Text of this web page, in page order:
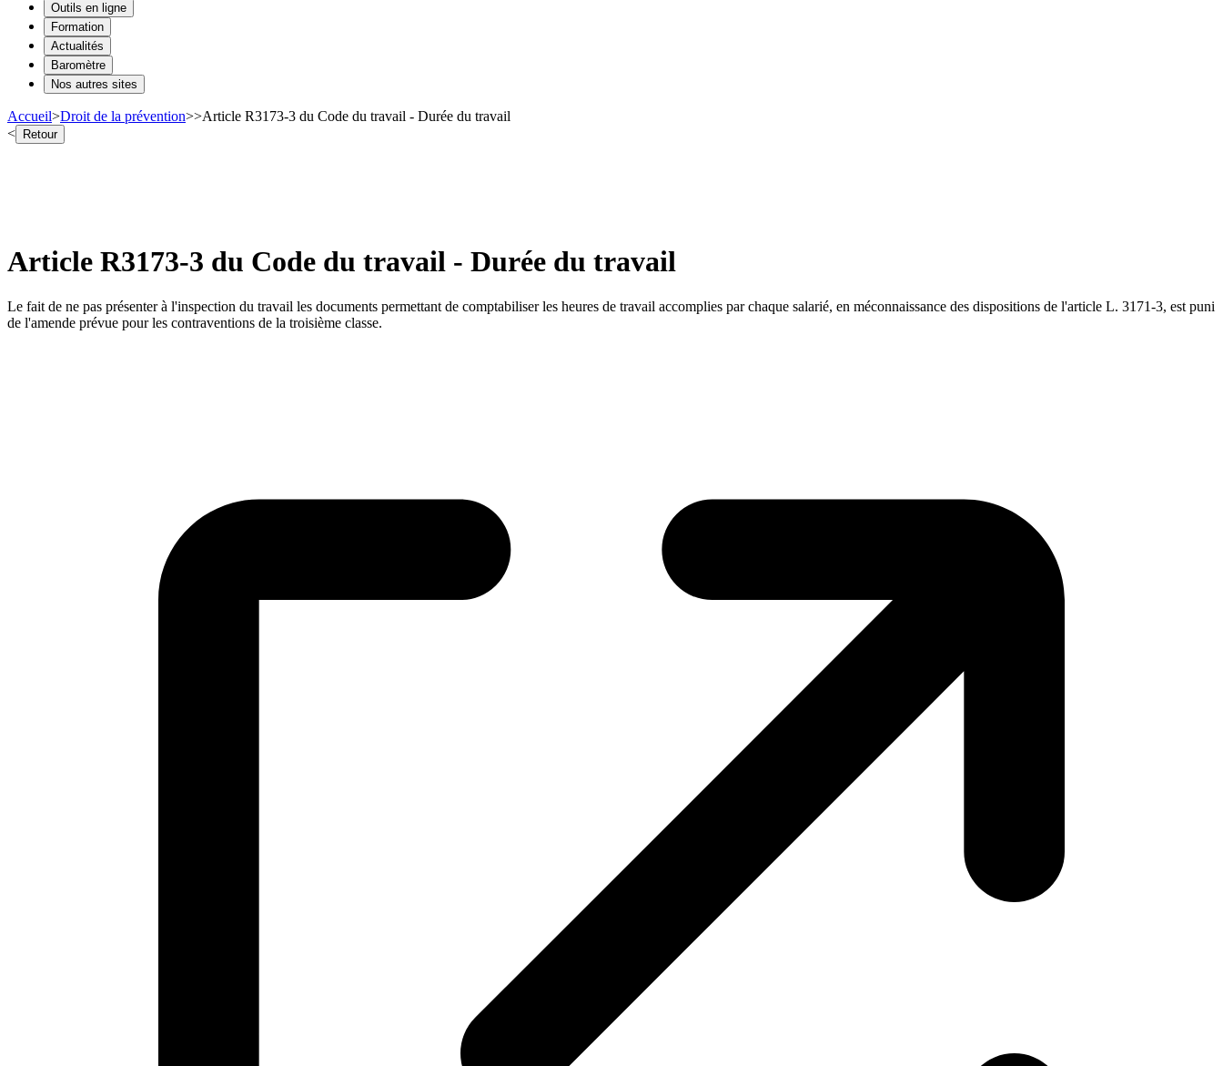
Outils en ligne
Formation
Actualités
Baromètre
Nos autres sites
Accueil>Droit de la prévention>>Article R3173-3 du Code du travail - Durée du travail
< Retour
Article R3173-3 du Code du travail - Durée du travail
Le fait de ne pas présenter à l'inspection du travail les documents permettant de comptabiliser les heures de travail accomplies par chaque salarié, en méconnaissance des dispositions de l'article L. 3171-3, est puni
de l'amende prévue pour les contraventions de la troisième classe.